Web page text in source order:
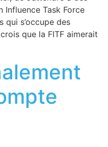
Influence Task Force
qui s’occupe des
que la FITF aimerait